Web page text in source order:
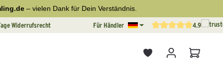
– vielen Dank für Dein Verständnis.
Widerrufsrecht Für Händler Durchschnittliche4.9